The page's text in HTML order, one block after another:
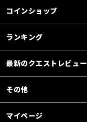
コインショップ
ランキング
最新のクエストレビュー
その他
マイページ